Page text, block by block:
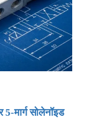
मार्ग सोलेनॉइड